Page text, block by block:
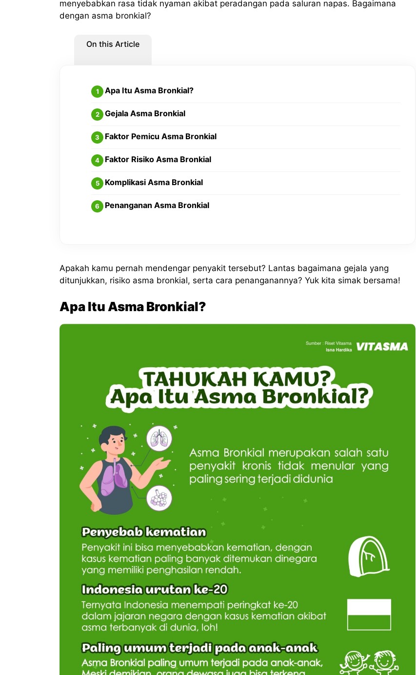
menyebabkan rasa tidak nyaman akibat peradangan pada saluran napas. Bagaimana
dengan asma bronkial?
On this Article
Apa Itu Asma Bronkial?
Gejala Asma Bronkial
Faktor Pemicu Asma Bronkial
Faktor Risiko Asma Bronkial
Komplikasi Asma Bronkial
Penanganan Asma Bronkial
Apakah kamu pernah mendengar penyakit tersebut? Lantas bagaimana gejala yang
ditunjukkan, risiko asma bronkial, serta cara penanganannya? Yuk kita simak bersama!
Apa Itu Asma Bronkial?